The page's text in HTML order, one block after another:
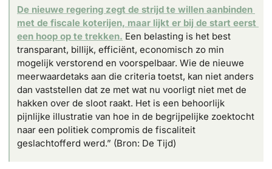
De nieuwe regering zegt de strijd te willen aanbinden
met de fiscale koterijen, maar lijkt er bij de start eerst
een hoop op te trekken. Een belasting is het best
transparant, billijk, efficiënt, economisch zo min
mogelijk verstorend en voorspelbaar. Wie de nieuwe
meerwaardetaks aan die criteria toetst, kan niet anders
dan vaststellen dat ze met wat nu voorligt niet met de
hakken over de sloot raakt. Het is een behoorlijk
pijnlijke illustratie van hoe in de begrijpelijke zoektocht
naar een politiek compromis de fiscaliteit
geslachtofferd werd.” (Bron: De Tijd)